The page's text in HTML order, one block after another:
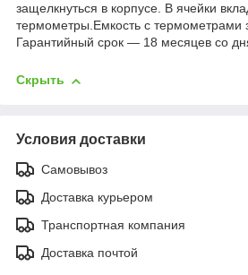
защелкнуться в корпусе. В ячейки
термометры.Емкость с термометрами
Гарантийный срок — 18 месяцев со
Скрыть
Условия доставки
Самовывоз
Доставка курьером
Транспортная компания
Доставка почтой